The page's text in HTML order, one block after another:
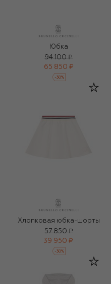
Юбка
94 100 ₽
65 850 ₽
-30%
Хлопковая юбка-шорты
57 850 ₽
39 950 ₽
-30%